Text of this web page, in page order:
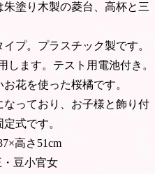
塗り木製の菱台、高杯と三
プ。プラスチック製です。
します。テスト用電池付き。
花を使った桜橘です。
っており、お子様と飾り付
式です。
高さ51cm
豆小官女